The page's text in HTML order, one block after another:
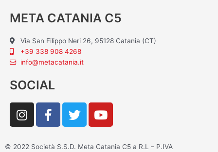
META CATANIA C5
Via San Filippo Neri 26, 95128 Catania (CT)
+39 338 908 4268
info@metacatania.it
SOCIAL
I
n
t
F
a
e
T
w
t
Y
o
t
© 2022 Società S.S.D. Meta Catania C5 a R.L – P.IVA